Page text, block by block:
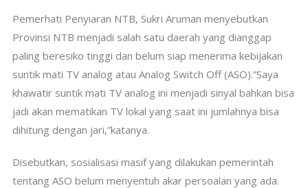
Pemerhati Penyiaran NTB, Sukri Aruman menyebutkan
Provinsi NTB menjadi salah satu daerah yang dianggap
paling beresiko tinggi dan belum siap menerima kebijakan
suntik mati TV analog atau Analog Switch Off (ASO).”Saya
khawatir suntik mati TV analog ini menjadi sinyal bahkan bisa
jadi akan mematikan TV lokal yang saat ini jumlahnya bisa
dihitung dengan jari,”katanya.
Disebutkan, sosialisasi masif yang dilakukan pemerintah
tentang ASO belum menyentuh akar persoalan yang ada.